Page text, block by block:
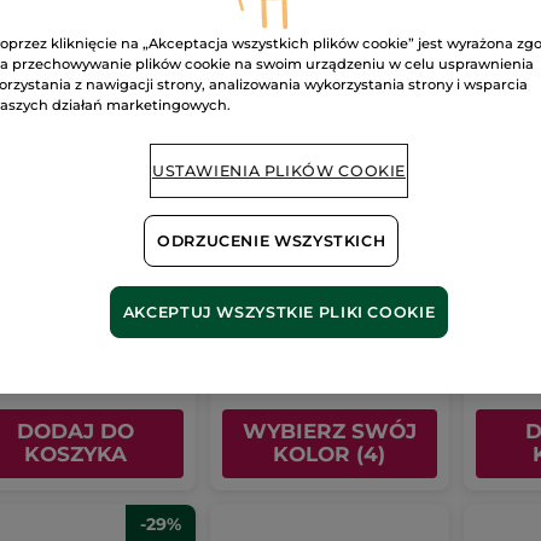
intensywnie
na dzień i
DODAJ DO
KOSZYKA
Nawilżający krem BB
SPF 50 Bardzo jasny
40 ml
Tubka 40 ml - 4 kolory
WYBIERZ SWÓJ
KOLOR (4)
-29%
kliknięcie na „Akceptacja wszystkich plików cookie” jest wyrażona
przechowywanie plików cookie na swoim urządzeniu w celu usprawnienia
z nawigacji strony, analizowania wykorzystania strony i wsparcia
działań marketingowych.
USTAWIENIA PLIKÓW COOKIE
ODRZUCENIE WSZYSTKICH
AKCEPTUJ WSZYSTKIE PLIKI COOKIE